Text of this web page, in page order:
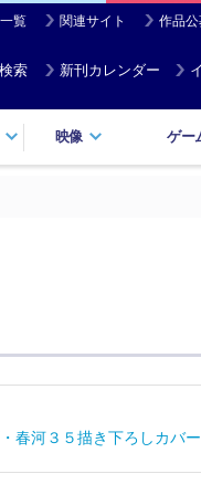
覧 関連サイト 作品
索 新刊カレンダー
映像 ゲー
河３５描き下ろしカバー